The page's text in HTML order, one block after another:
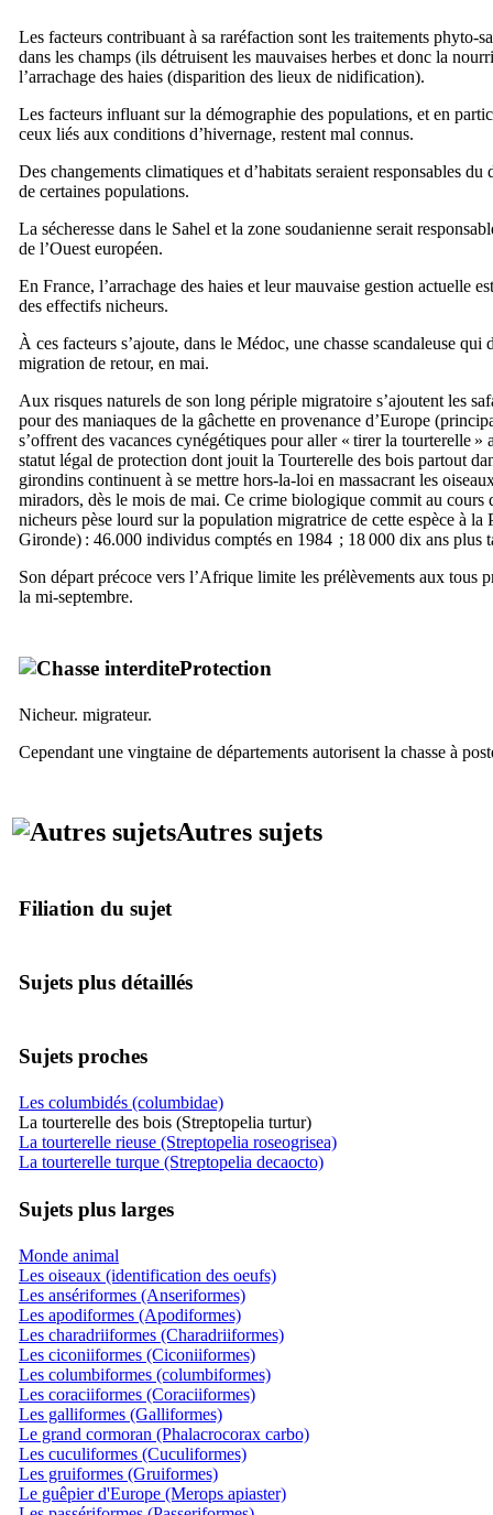
Les facteurs contribuant à sa raréfaction sont les traitements phyto-
dans les champs (ils détruisent les mauvaises herbes et donc la
l’arrachage des haies (disparition des lieux de nidification).
Les facteurs influant sur la démographie des populations, et en
ceux liés aux conditions d’hivernage, restent mal connus.
Des changements climatiques et d’habitats seraient responsables du
de certaines populations.
La sécheresse dans le Sahel et la zone soudanienne serait
de l’Ouest européen.
En France, l’arrachage des haies et leur mauvaise gestion actuelle
des effectifs nicheurs.
À ces facteurs s’ajoute, dans le Médoc, une chasse scandaleuse
migration de retour, en mai.
Aux risques naturels de son long périple migratoire s’ajoutent les
pour des maniaques de la gâchette en provenance d’Europe
s’offrent des vacances cynégétiques pour aller « tirer la tourterelle
statut légal de protection dont jouit la Tourterelle des bois partout
girondins continuent à se mettre hors-la-loi en massacrant les
miradors, dès le mois de mai. Ce crime biologique commit au cours
nicheurs pèse lourd sur la population migratrice de cette espèce à la
Gironde) : 46.000 individus comptés en 1984 ; 18 000 dix ans
Son départ précoce vers l’Afrique limite les prélèvements aux tous
la mi-septembre.
Protection
Nicheur. migrateur.
Cependant une vingtaine de départements autorisent la chasse à
Autres sujets
Filiation du sujet
Sujets plus détaillés
Sujets proches
Les columbidés (columbidae)
La tourterelle des bois (Streptopelia turtur)
La tourterelle rieuse (Streptopelia roseogrisea)
La tourterelle turque (Streptopelia decaocto)
Sujets plus larges
Monde animal
Les oiseaux (identification des oeufs)
Les ansériformes (Anseriformes)
Les apodiformes (Apodiformes)
Les charadriiformes (Charadriiformes)
Les ciconiiformes (Ciconiiformes)
Les columbiformes (columbiformes)
Les coraciiformes (Coraciiformes)
Les galliformes (Galliformes)
Le grand cormoran (Phalacrocorax carbo)
Les cuculiformes (Cuculiformes)
Les gruiformes (Gruiformes)
Le guêpier d'Europe (Merops apiaster)